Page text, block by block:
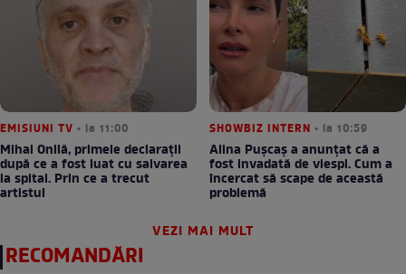
EMISIUNI TV • la 11:00
Mihai Onilă, primele declarații
după ce a fost luat cu salvarea
la spital. Prin ce a trecut
artistul
SHOWBIZ INTERN • la 10:59
Alina Pușcaș a anunțat că a
fost invadată de viespi. Cum a
încercat să scape de această
problemă
VEZI MAI MULT
RECOMANDĂRI